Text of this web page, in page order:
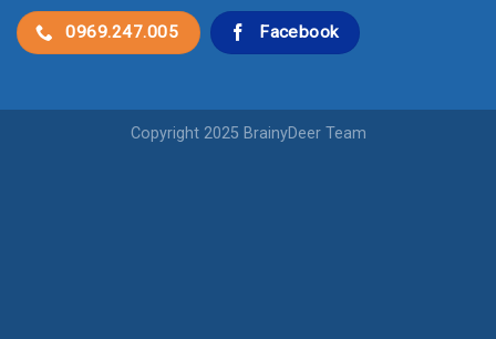
0969.247.005 Facebook
Copyright 2025 BrainyDeer Team